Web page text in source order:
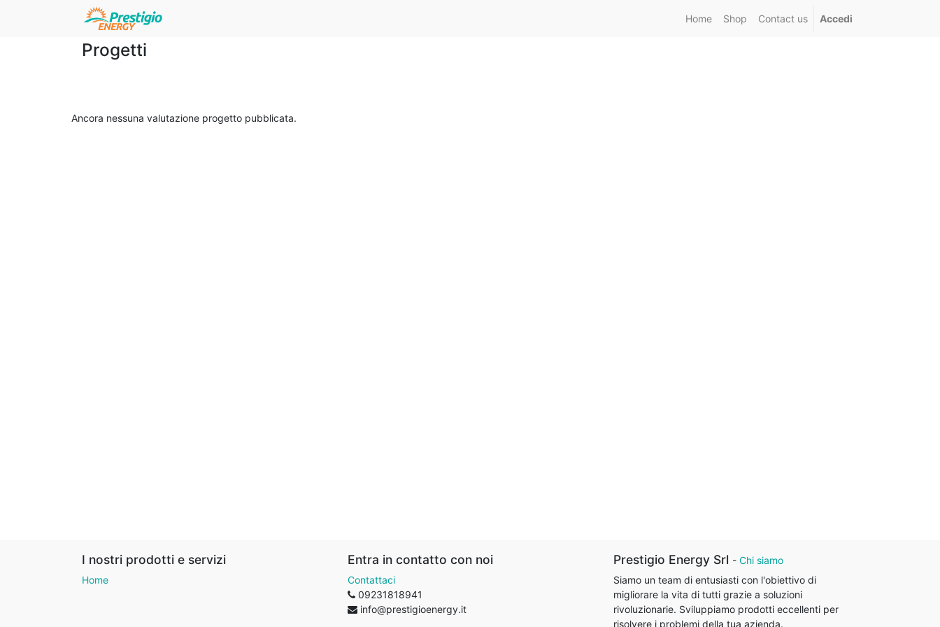
Home Shop Contact us Accedi
Progetti
Ancora nessuna valutazione progetto pubblicata.
I nostri prodotti e servizi
Home
Entra in contatto con noi
Contattaci
09231818941
info@prestigioenergy.it
Prestigio Energy Srl - Chi siamo
Siamo un team di entusiasti con l'obiettivo di
migliorare la vita di tutti grazie a soluzioni
rivoluzionarie. Sviluppiamo prodotti eccellenti per
risolvere i problemi della tua azienda.